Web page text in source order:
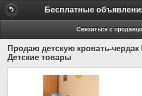
Связаться с
Продаю детскую кровать-
Детские товары